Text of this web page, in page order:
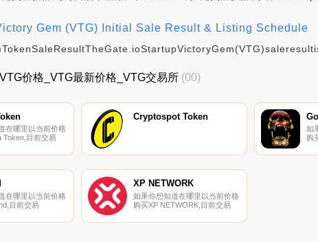
Gem (VTG) Initial Sale Result & Listing Schedule
价格_VTG最新价格_VTG交易所 (00)
在哪里以当前价格
Token,目前交易
Sunswap V2。您
应于生态系统中
（又名受害者）的
Cryptospot Token
如
购
所
在哪里以当前价格
目前交易
（V3）、
XP NETWORK
如果你想知道在哪里以当前价格
购买XP NETWORK,目前交易
密货币交易所是Gate.io、